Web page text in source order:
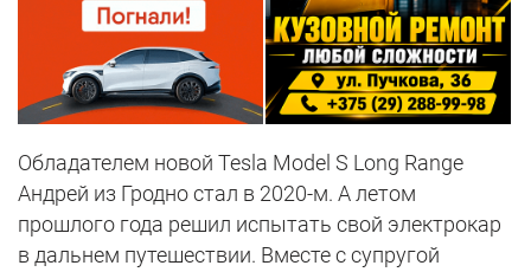
Обладателем новой Tesla Model S Long Range
Андрей из Гродно стал в 2020-м. А летом
прошлого года решил испытать свой электрокар
в дальнем путешествии. Вместе с супругой